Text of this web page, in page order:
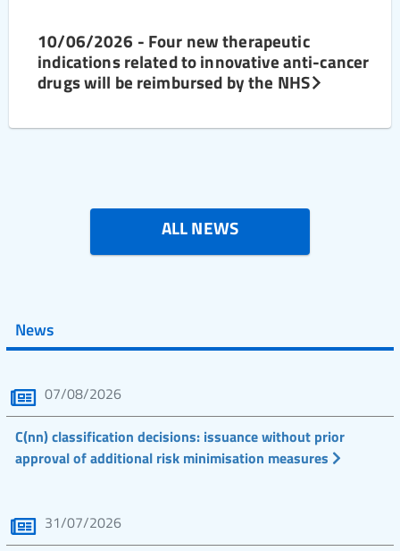
10/06/2026 - Four new therapeutic
indications related to innovative anti-cancer
drugs will be reimbursed by the NHS
ALL NEWS
News
07/08/2026
C(nn) classification decisions: issuance without prior
approval of additional risk minimisation measures
31/07/2026